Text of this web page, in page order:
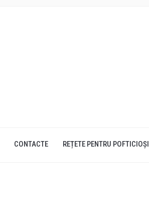
CONTACTE REȚETE PENTRU POFTICIOȘI